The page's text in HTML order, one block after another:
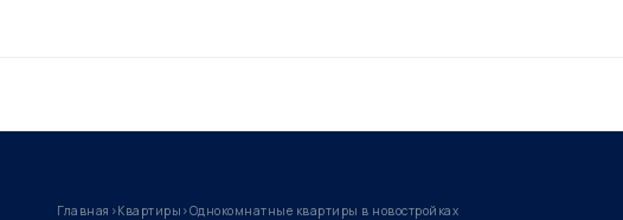
Главная >Квартиры >Однокомнатные квартиры в новостройках